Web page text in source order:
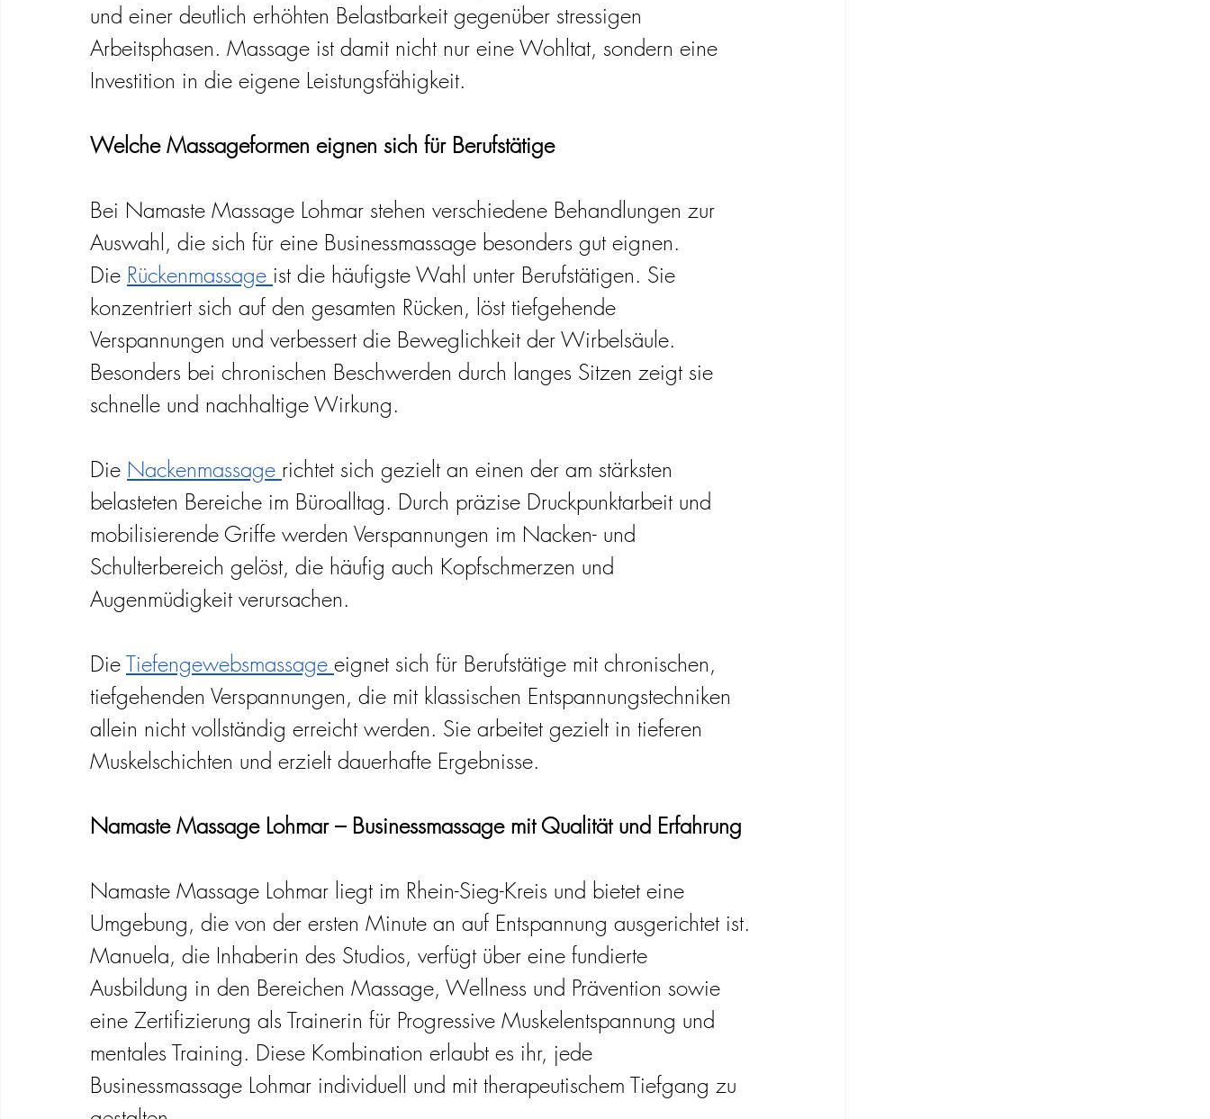
und einer deutlich erhöhten Belastbarkeit gegenüber stressigen
Arbeitsphasen. Massage ist damit nicht nur eine Wohltat, sondern eine
Investition in die eigene Leistungsfähigkeit.
Welche Massageformen eignen sich für Berufstätige
Bei Namaste Massage Lohmar stehen verschiedene Behandlungen zur
Auswahl, die sich für eine Businessmassage besonders gut eignen.
Die Rückenmassage ist die häufigste Wahl unter Berufstätigen. Sie
konzentriert sich auf den gesamten Rücken, löst tiefgehende
Verspannungen und verbessert die Beweglichkeit der Wirbelsäule.
Besonders bei chronischen Beschwerden durch langes Sitzen zeigt sie
schnelle und nachhaltige Wirkung.
Die Nackenmassage richtet sich gezielt an einen der am stärksten
belasteten Bereiche im Büroalltag. Durch präzise Druckpunktarbeit und
mobilisierende Griffe werden Verspannungen im Nacken- und
Schulterbereich gelöst, die häufig auch Kopfschmerzen und
Augenmüdigkeit verursachen.
Die Tiefengewebsmassage eignet sich für Berufstätige mit chronischen,
tiefgehenden Verspannungen, die mit klassischen Entspannungstechniken
allein nicht vollständig erreicht werden. Sie arbeitet gezielt in tieferen
Muskelschichten und erzielt dauerhafte Ergebnisse.
Namaste Massage Lohmar – Businessmassage mit Qualität und Erfahrung
Namaste Massage Lohmar liegt im Rhein-Sieg-Kreis und bietet eine
Umgebung, die von der ersten Minute an auf Entspannung ausgerichtet ist.
Manuela, die Inhaberin des Studios, verfügt über eine fundierte
Ausbildung in den Bereichen Massage, Wellness und Prävention sowie
eine Zertifizierung als Trainerin für Progressive Muskelentspannung und
mentales Training. Diese Kombination erlaubt es ihr, jede
Businessmassage Lohmar individuell und mit therapeutischem Tiefgang zu